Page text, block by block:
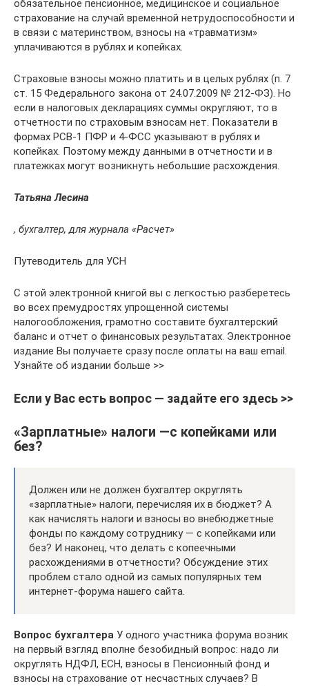
обязательное пенсионное, медицинское и социальное
страхование на случай временной нетрудоспособности и
в связи с материнством, взносы на «травматизм»
уплачиваются в рублях и копейках.
Страховые взносы можно платить и в целых рублях (п. 7
ст. 15 Федерального закона от 24.07.2009 № 212-ФЗ). Но
если в налоговых декларациях суммы округляют, то в
отчетности по страховым взносам нет. Показатели в
формах РСВ-1 ПФР и 4-ФСС указывают в рублях и
копейках. Поэтому между данными в отчетности и в
платежках могут возникнуть небольшие расхождения.
Татьяна Лесина
, бухгалтер, для журнала «Расчет»
Путеводитель для УСН
С этой электронной книгой вы с легкостью разберетесь
во всех премудростях упрощенной системы
налогообложения, грамотно составите бухгалтерский
баланс и отчет о финансовых результатах. Электронное
издание Вы получаете сразу после оплаты на ваш email.
Узнайте об издании больше >>
Если у Вас есть вопрос — задайте его здесь >>
«Зарплатные» налоги —с копейками или
без?
Должен или не должен бухгалтер округлять
«зарплатные» налоги, перечисляя их в бюджет? А
как начислять налоги и взносы во внебюджетные
фонды по каждому сотруднику — с копейками или
без? И наконец, что делать с копеечными
расхождениями в отчетности? Обсуждение этих
проблем стало одной из самых популярных тем
интернет-форума нашего сайта.
Вопрос бухгалтера У одного участника форума возник
на первый взгляд вполне безобидный вопрос: надо ли
округлять НДФЛ, ЕСН, взносы в Пенсионный фонд и
взносы на страхование от несчастных случаев? В